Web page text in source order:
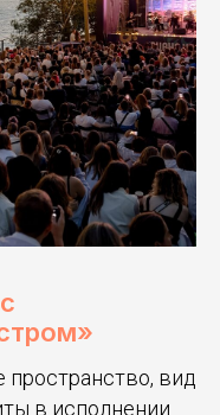
пространство, вид
в исполнении